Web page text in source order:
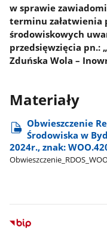
w sprawie
terminu załatwienia
środowiskowych
przedsięwzięcia pn.:
Zduńska Wola –
Materiały
Obwieszczenie
Środowiska w
2024r., znak: